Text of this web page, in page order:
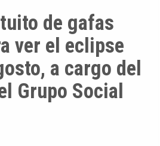
de gafas
ver el eclipse
a cargo del
Grupo Social